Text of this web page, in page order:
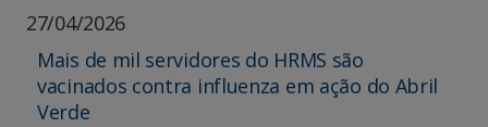
27/04/2026
Mais de mil servidores do HRMS são
vacinados contra influenza em ação do Abril
Verde